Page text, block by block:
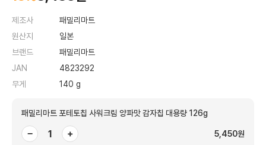
제조사
패밀리마트
원산지
일본
브랜드
패밀리마트
JAN
4823292
무게
140 g
패밀리마트 포테토칩 사워크림 양파맛 감자칩 대용량 126g
− + 5,450원